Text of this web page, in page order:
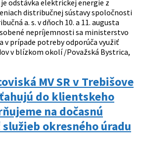
odstávka elektrickej energie z
distribučnej sústavy spoločnosti
a. s. v dňoch 10. a 11. augusta
nepríjemnosti sa ministerstvo
v prípade potreby odporúča využiť
v blízkom okolí /Považská Bystrica,
MV SR v Trebišove
do klientskeho
na dočasnú
okresného úradu